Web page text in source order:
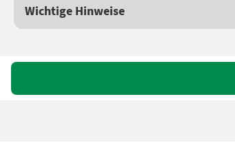
Wichtige Hinweise